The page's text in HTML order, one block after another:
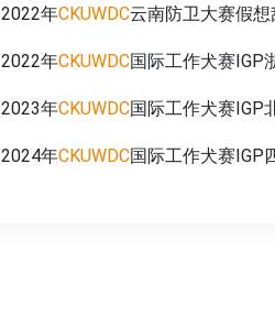
2022年CKUWDC云南防卫大赛假想
2022年CKUWDC国际工作犬赛IGP
2023年CKUWDC国际工作犬赛IGP
2024年CKUWDC国际工作犬赛IGP